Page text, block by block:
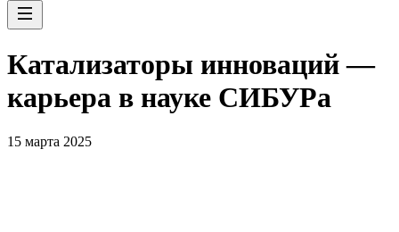
Катализаторы инноваций —
карьера в науке СИБУРа
15 марта 2025